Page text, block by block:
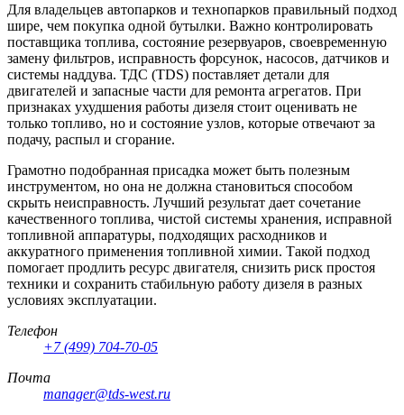
Для владельцев автопарков и технопарков правильный подход
шире, чем покупка одной бутылки. Важно контролировать
поставщика топлива, состояние резервуаров, своевременную
замену фильтров, исправность форсунок, насосов, датчиков и
системы наддува. ТДС (TDS) поставляет детали для
двигателей и запасные части для ремонта агрегатов. При
признаках ухудшения работы дизеля стоит оценивать не
только топливо, но и состояние узлов, которые отвечают за
подачу, распыл и сгорание.
Грамотно подобранная присадка может быть полезным
инструментом, но она не должна становиться способом
скрыть неисправность. Лучший результат дает сочетание
качественного топлива, чистой системы хранения, исправной
топливной аппаратуры, подходящих расходников и
аккуратного применения топливной химии. Такой подход
помогает продлить ресурс двигателя, снизить риск простоя
техники и сохранить стабильную работу дизеля в разных
условиях эксплуатации.
Телефон
+7 (499) 704-70-05
Почта
manager@tds-west.ru